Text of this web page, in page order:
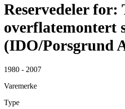
Reservedeler for:
overflatemontert
(IDO/Porsgrund
1980 - 2007
Varemerke
Type